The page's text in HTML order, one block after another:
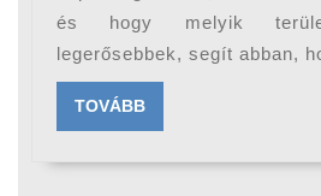
és hogy melyik
legerősebbek, segít abban,
TOVÁBBTOVÁBB